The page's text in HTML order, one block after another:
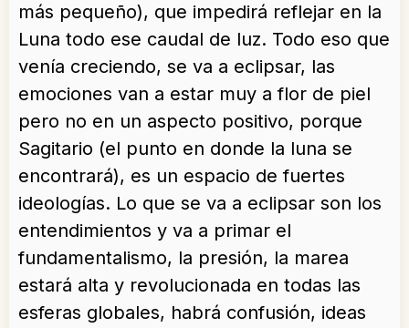
más pequeño), que impedirá reflejar en la
Luna todo ese caudal de luz. Todo eso que
venía creciendo, se va a eclipsar, las
emociones van a estar muy a flor de piel
pero no en un aspecto positivo, porque
Sagitario (el punto en donde la luna se
encontrará), es un espacio de fuertes
ideologías. Lo que se va a eclipsar son los
entendimientos y va a primar el
fundamentalismo, la presión, la marea
estará alta y revolucionada en todas las
esferas globales, habrá confusión, ideas